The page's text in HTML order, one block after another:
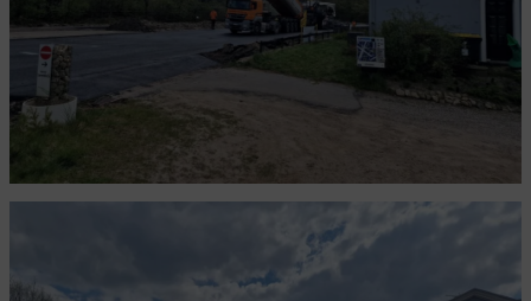
Der Notschalter in Not
Auf der Suche nach Strom...
Auf der Suche nach Strom
Vor knapp 3 Jahren fehlte das Dach
Die Ecke des Grauens ist fertig
Rollrasen ist out, wir haben Rollunkraut